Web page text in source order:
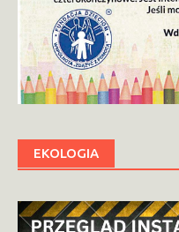
EKOLOGIA